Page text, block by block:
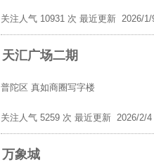
关注人气 10931 次 最近更新 2026/
天汇广场二期
普陀区 真如商圈写字楼
关注人气 5259 次 最近更新 2026/2/
万象城